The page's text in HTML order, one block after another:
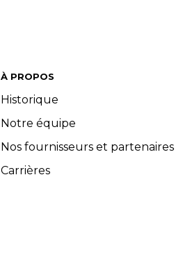
À PROPOS
Historique
Notre équipe
Nos fournisseurs et partenaires
Carrières